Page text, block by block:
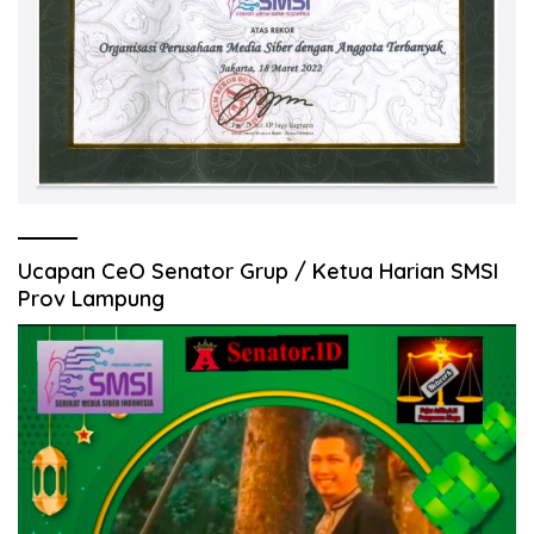
Ucapan CeO Senator Grup / Ketua Harian SMSI
Prov Lampung